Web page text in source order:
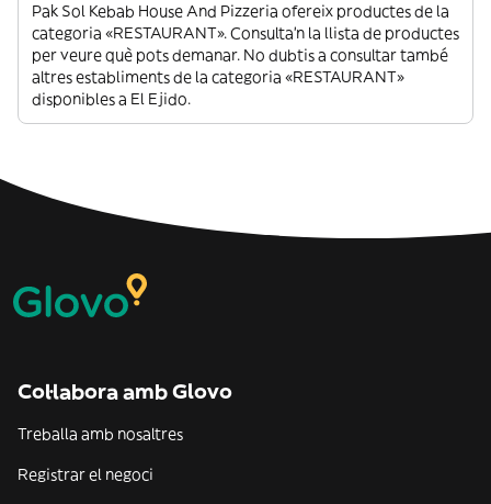
Pak Sol Kebab House And Pizzeria ofereix productes de la
categoria «RESTAURANT». Consulta’n la llista de productes
per veure què pots demanar. No dubtis a consultar també
altres establiments de la categoria «RESTAURANT»
disponibles a El Ejido.
Col·labora amb Glovo
Treballa amb nosaltres
Registrar el negoci